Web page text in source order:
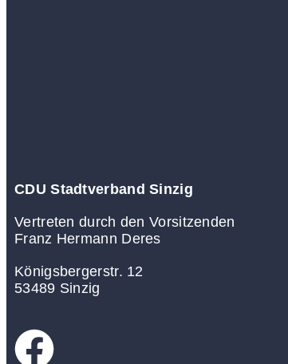
CDU Stadtverband Sinzig
Vertreten durch den Vorsitzenden
Franz Hermann Deres
Königsbergerstr. 12
53489 Sinzig